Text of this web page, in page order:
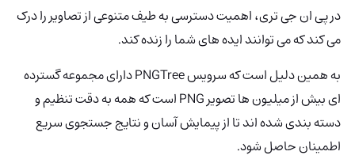
در پی‌ ان‌ جی‌ تری، اهمیت دسترسی به طیف متنوعی از تصاویر را درک
می کند که می توانند ایده های شما را زنده کند.
به همین دلیل است که سرویس PNGTree
دارای مجموعه گسترده
ای بیش از میلیون ها تصویر PNG است که همه به دقت تنظیم و
دسته بندی شده اند تا از پیمایش آسان و نتایج جستجوی سریع
اطمینان حاصل شود.